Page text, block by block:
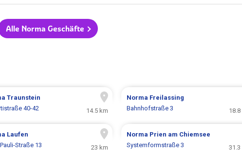
Alle Norma Geschäfte
Traunstein
40-42
14.5 km
Norma Freilassing
Bahnhofstraße 3
Laufen
Straße 13
23 km
Norma Prien am Chiemsee
Systemformstraße 3
31.3